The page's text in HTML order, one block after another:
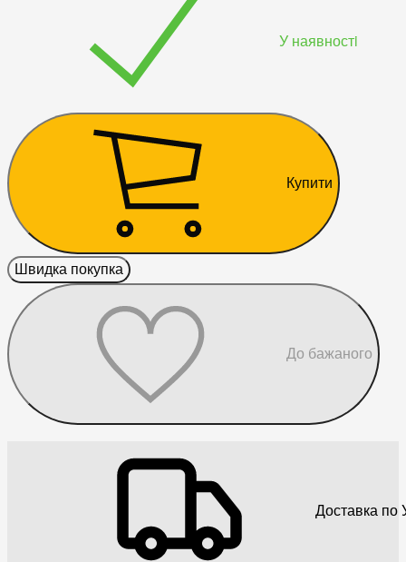
У наявностi
Купити
Швидка покупка
До бажаного
Доставка по